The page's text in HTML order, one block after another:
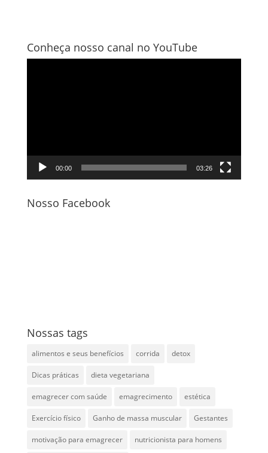
Conheça nosso canal no YouTube
00:00 03:26
Nosso Facebook
Nossas tags
alimentos e seus benefícios corrida detox
Dicas práticas dieta vegetariana
emagrecer com saúde emagrecimento estética
Exercício físico Ganho de massa muscular Gestantes
motivação para emagrecer nutricionista para homens